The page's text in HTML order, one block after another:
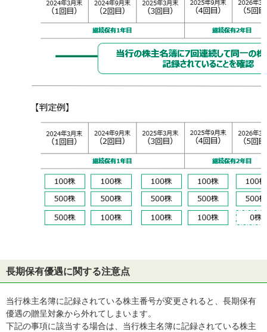
長期保有優遇に関する注意点
当行株主名簿に記録されている株主番号が変更されると、長期保有
優遇の贈呈対象から外れてしまいます。
下記の事項に該当する場合は、当行株主名簿に記録されている株主